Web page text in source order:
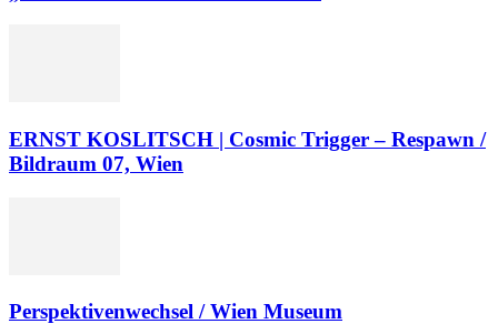
ERNST KOSLITSCH | Cosmic Trigger – Respawn /
Bildraum 07, Wien
Perspektivenwechsel / Wien Museum